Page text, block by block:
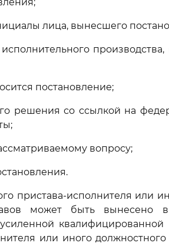
лица, вынесшего
производства,
постановление;
решения со ссылкой на
вопросу;
пристава-исполнителя или
может быть вынесено
или иного